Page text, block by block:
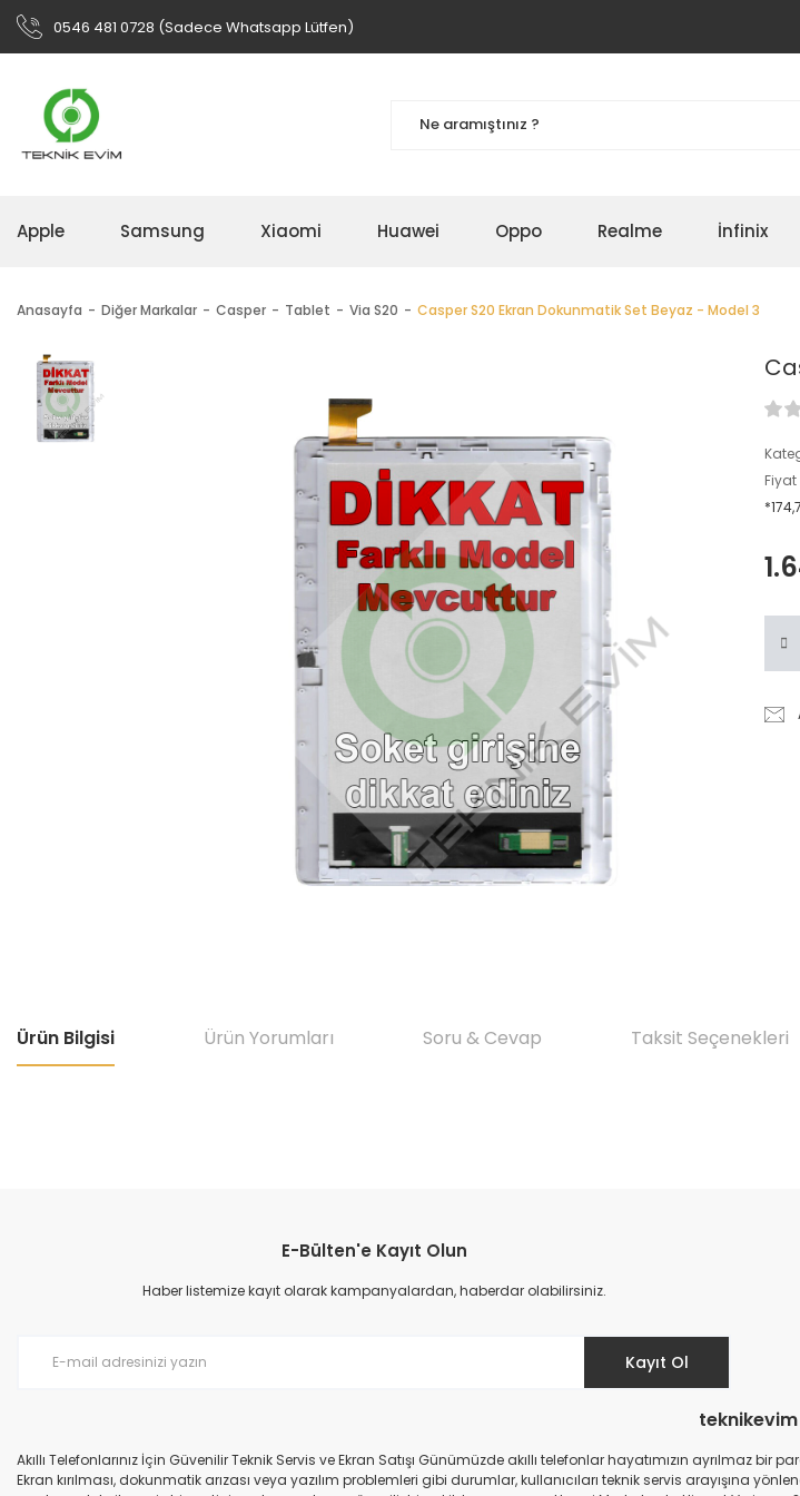
0546 481 0728 (Sadece Whatsapp Lütfen)
Apple Samsung Xiaomi Huawei Oppo Realme İnfinix
Anasayfa Diğer Markalar Casper Tablet Via S20 Casper S20 Ekran Dokunmatik Set Beyaz - Model 3
Fiyat
Ürün Bilgisi Ürün Yorumları Soru & Cevap Taksit Seçenekleri
Ürün resmi kalitesiz, bozuk veya görüntülenemiyor.
Ürün açıklamasında eksik bilgiler bulunuyor.
E-Bülten'e Kayıt Olun
Haber listemize kayıt olarak kampanyalardan, haberdar olabilirsiniz.
Kayıt Ol
teknikevim
Akıllı Telefonlarınız İçin Güvenilir Teknik Servis ve Ekran Satışı Günümüzde akıllı telefonlar hayatımızın
Ekran kırılması, dokunmatik arızası veya yazılım problemleri gibi durumlar, kullanıcıları teknik servis arayışına